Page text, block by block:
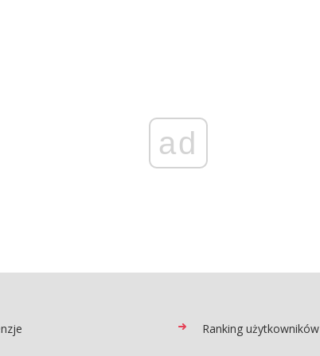
ad
Ranking użytkowników